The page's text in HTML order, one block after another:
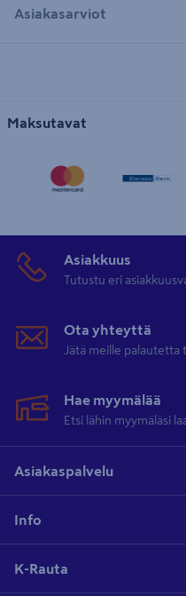
Asiakasarviot
Maksutavat
Asiakkuus
Tutustu eri
Ota yhteyttä
Jätä meille
Hae myymälää
Etsi lähin myymäläsi
Asiakaspalvelu
Info
K-Rauta